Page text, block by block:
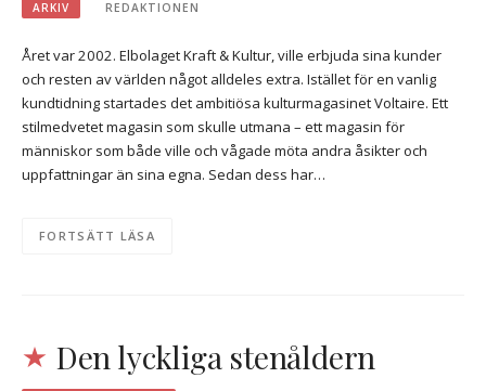
ARKIV REDAKTIONEN
Året var 2002. Elbolaget Kraft & Kultur, ville erbjuda sina kunder
och resten av världen något alldeles extra. Istället för en vanlig
kundtidning startades det ambitiösa kulturmagasinet Voltaire. Ett
stilmedvetet magasin som skulle utmana – ett magasin för
människor som både ville och vågade möta andra åsikter och
uppfattningar än sina egna. Sedan dess har…
FORTSÄTT LÄSA
Den lyckliga stenåldern